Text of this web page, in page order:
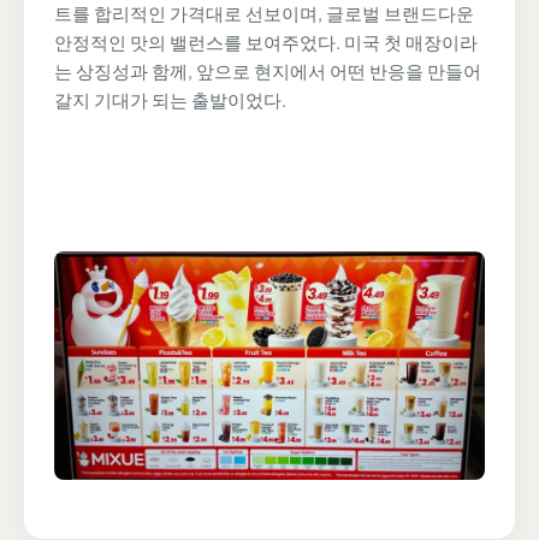
트를 합리적인 가격대로 선보이며, 글로벌 브랜드다운
안정적인 맛의 밸런스를 보여주었다. 미국 첫 매장이라
는 상징성과 함께, 앞으로 현지에서 어떤 반응을 만들어
갈지 기대가 되는 출발이었다.